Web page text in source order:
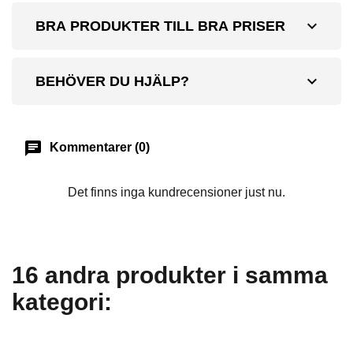
expand_more
BRA PRODUKTER TILL BRA PRISER
expand_more
BEHÖVER DU HJÄLP?
chat Kommentarer (0)
Det finns inga kundrecensioner just nu.
16 andra produkter i samma
kategori: